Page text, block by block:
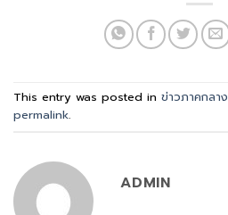
This entry was posted in ข่าวภาคกลาง
permalink.
ADMIN